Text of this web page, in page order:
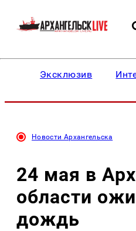
Эксклюзив
Новости Архангельска
24 мая в
области
дождь